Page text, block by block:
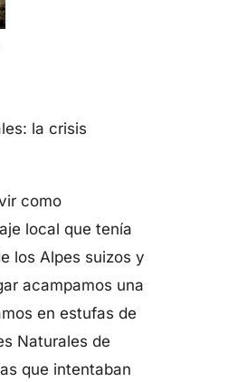
la crisis
como
local que tenía
los Alpes suizos y
acampamos una
en estufas de
Naturales de
que intentaban